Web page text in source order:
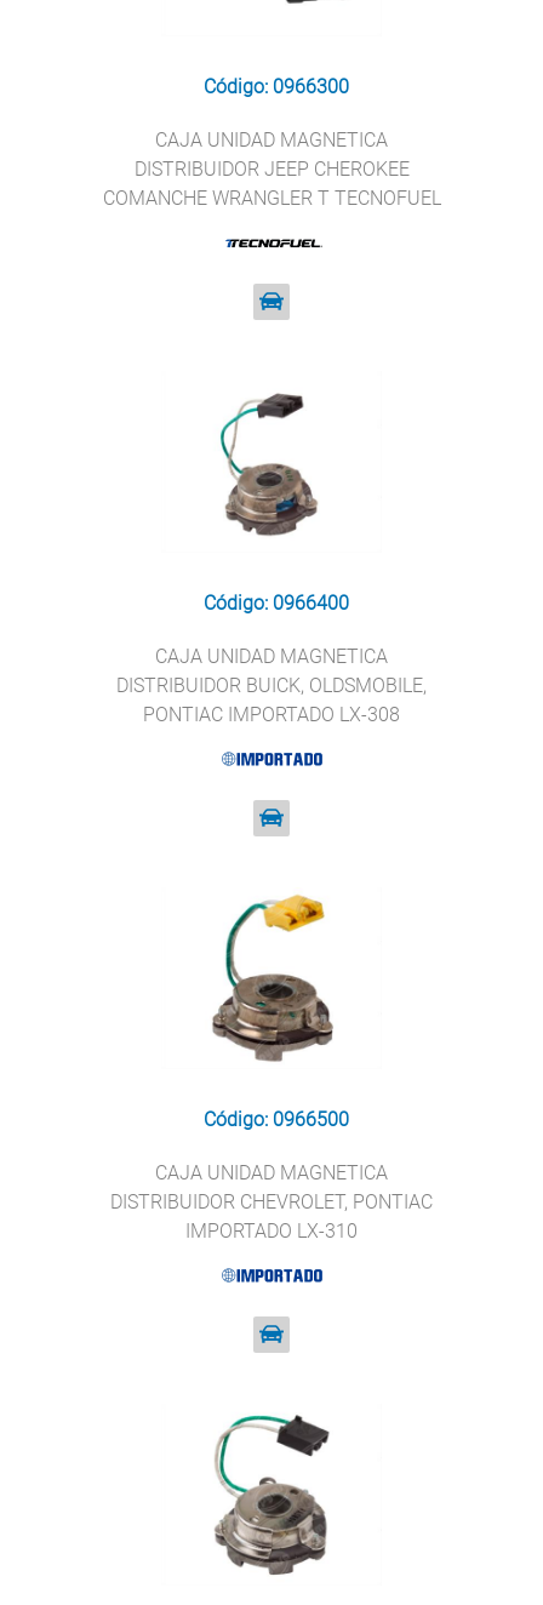
Código: 0966300
CAJA UNIDAD MAGNETICA
DISTRIBUIDOR JEEP CHEROKEE
COMANCHE WRANGLER T TECNOFUEL
Código: 0966400
CAJA UNIDAD MAGNETICA
DISTRIBUIDOR BUICK, OLDSMOBILE,
PONTIAC IMPORTADO LX-308
Código: 0966500
CAJA UNIDAD MAGNETICA
DISTRIBUIDOR CHEVROLET, PONTIAC
IMPORTADO LX-310